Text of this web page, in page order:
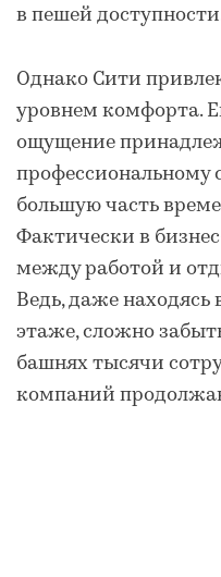
в пешей
Однако Сити
уровнем комфорта.
ощущение
профессиональному
большую часть
Фактически в
между работой и
Ведь, даже
этаже, сложно
башнях тысячи
компаний